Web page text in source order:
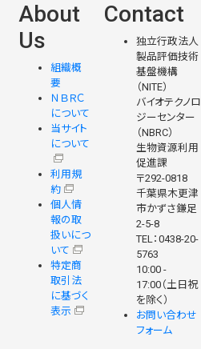
About
Us
組織概
要
ＮＢＲＣ
について
当サイト
について
利用規
約
個人情
報の取
扱いにつ
いて
特定商
取引法
に基づく
表示
Contact
独立行政法人
製品評価技術
基盤機構
（NITE）
バイオテクノロ
ジーセンター
（NBRC）
生物資源利用
促進課
〒292-0818
千葉県木更津
市かずさ鎌足
2-5-8
TEL：0438-20-
5763
10:00 -
17:00（土日祝
を除く）
お問い合わせ
フォーム